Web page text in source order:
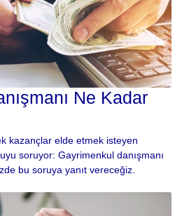
Ne Kadar
kazançlar elde etmek isteyen
soruyor: Gayrimenkul danışmanı
bu soruya yanıt vereceğiz.